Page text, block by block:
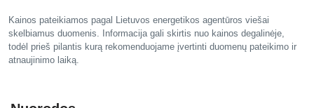
Kainos pateikiamos pagal Lietuvos energetikos agentūros viešai
skelbiamus duomenis. Informacija gali skirtis nuo kainos degalinėje,
todėl prieš pilantis kurą rekomenduojame įvertinti duomenų pateikimo ir
atnaujinimo laiką.